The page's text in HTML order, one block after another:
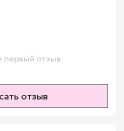
первый отзыв
отзыв